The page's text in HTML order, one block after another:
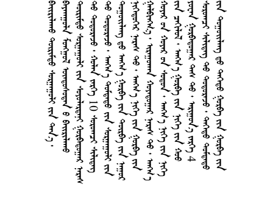
                   10                                                       4             